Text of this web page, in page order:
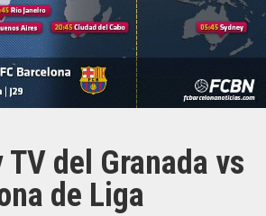
del Granada vs
de Liga